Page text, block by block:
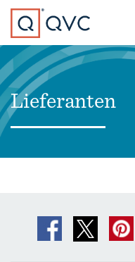
Lieferanten